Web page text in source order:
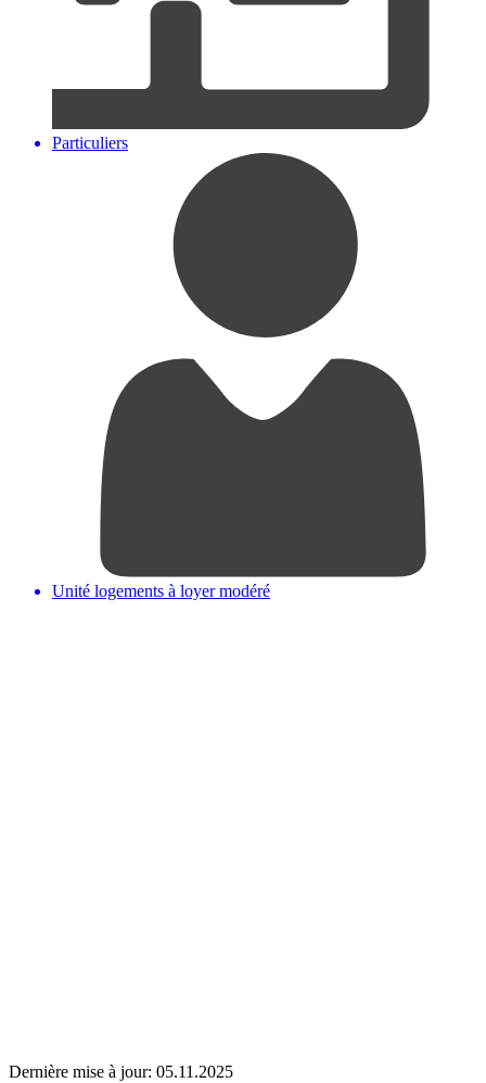
Particuliers
Unité logements à loyer modéré
Dernière mise à jour: 05.11.2025